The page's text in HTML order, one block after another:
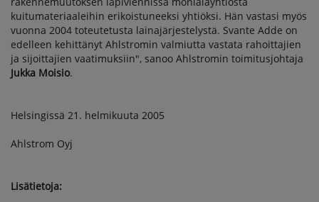
kuitumateriaaleihin erikoistuneeksi yhtiöksi. Hän vastasi myös
vuonna 2004 toteutetusta lainajärjestelystä. Svante Adde on
edelleen kehittänyt Ahlstromin valmiutta vastata rahoittajien
ja sijoittajien vaatimuksiin", sanoo Ahlstromin toimitusjohtaja
Jukka Moisio.
Helsingissä 21. helmikuuta 2005
Ahlstrom Oyj
Lisätietoja: